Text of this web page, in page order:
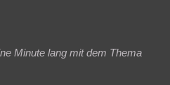
Minute lang mit dem Thema